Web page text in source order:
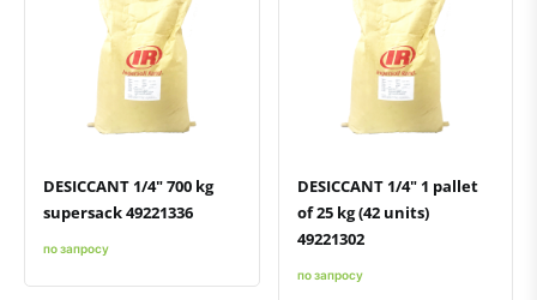
Быстрый просмотрДобавить к сравнению
DESICCANT 1/4" 700 kg
supersack 49221336
по запросу
Быстрый просмотрДобавить к сравнению
DESICCANT 1/4" 1 pallet
of 25 kg (42 units)
49221302
по запросу